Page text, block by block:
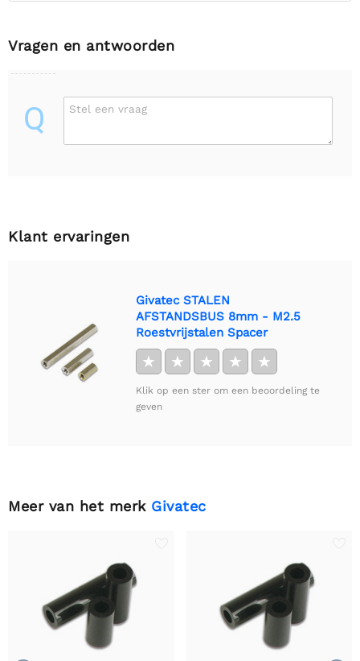
Vragen en antwoorden
Q Stel een vraag
Klant ervaringen
Givatec STALEN
AFSTANDSBUS 8mm - M2.5
Roestvrijstalen Spacer
★ ★ ★ ★ ★
Klik op een ster om een beoordeling te
geven
Meer van het merk Givatec